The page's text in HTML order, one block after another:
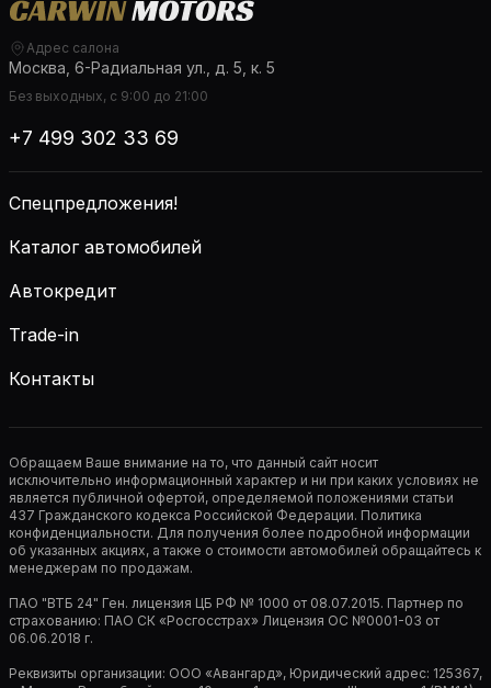
Адрес салона
Москва, 6-Радиальная ул., д. 5, к. 5
Без выходных, с 9:00 до 21:00
+7 499 302 33 69
Спецпредложения!
Каталог автомобилей
Автокредит
Trade-in
Контакты
Обращаем Ваше внимание на то, что данный сайт носит
исключительно информационный характер и ни при каких условиях не
является публичной офертой, определяемой положениями статьи
437 Гражданского кодекса Российской Федерации. Политика
конфиденциальности. Для получения более подробной информации
об указанных акциях, а также о стоимости автомобилей обращайтесь к
менеджерам по продажам.
ПАО "ВТБ 24" Ген. лицензия ЦБ РФ № 1000 от 08.07.2015. Партнер по
страхованию: ПАО СК «Росгосстрах» Лицензия ОС №0001-03 от
06.06.2018 г.
Реквизиты организации: ООО «Авангард», Юридический адрес: 125367,